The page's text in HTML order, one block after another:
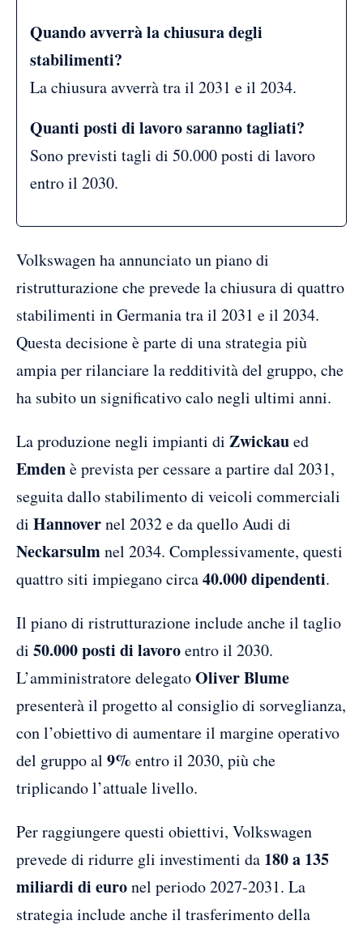
Quando avverrà la chiusura degli
stabilimenti?
La chiusura avverrà tra il 2031 e il 2034.
Quanti posti di lavoro saranno tagliati?
Sono previsti tagli di 50.000 posti di lavoro
entro il 2030.
Volkswagen ha annunciato un piano di
ristrutturazione che prevede la chiusura di quattro
stabilimenti in Germania tra il 2031 e il 2034.
Questa decisione è parte di una strategia più
ampia per rilanciare la redditività del gruppo, che
ha subito un significativo calo negli ultimi anni.
La produzione negli impianti di Zwickaued
Emdenè prevista per cessare a partire dal 2031,
seguita dallo stabilimento di veicoli commerciali
di Hannovernel 2032 e da quello Audi di
Neckarsulmnel 2034. Complessivamente, questi
quattro siti impiegano circa40.000 dipendenti.
Il piano di ristrutturazione include anche il taglio
di 50.000 posti di lavoroentro il 2030.
L’amministratore delegatoOliver Blume
presenterà il progetto al consiglio di sorveglianza,
con l’obiettivo di aumentare il margine operativo
del gruppo al 9% entro il 2030, più che
triplicando l’attuale livello.
Per raggiungere questi obiettivi, Volkswagen
prevede di ridurre gli investimenti da 180 a 135
miliardi di euronel periodo 2027-2031. La
strategia include anche il trasferimento della